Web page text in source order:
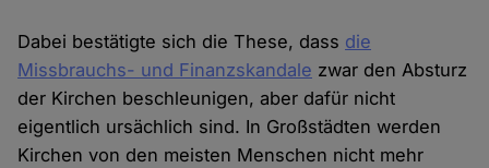
Dabei bestätigte sich die These, dass die
Missbrauchs- und Finanzskandale zwar den Absturz
der Kirchen beschleunigen, aber dafür nicht
eigentlich ursächlich sind. In Großstädten werden
Kirchen von den meisten Menschen nicht mehr